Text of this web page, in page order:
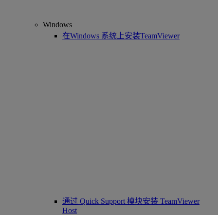
Windows
在Windows 系统上安装TeamViewer
通过 Quick Support 模块安装 TeamViewer
Host